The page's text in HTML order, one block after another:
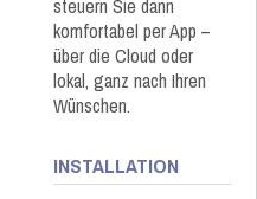
steuern Sie dann
komfortabel per App –
über die Cloud oder
lokal, ganz nach Ihren
Wünschen.
INSTALLATION